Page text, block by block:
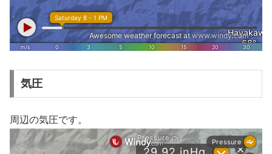
気圧
周辺の気圧です。